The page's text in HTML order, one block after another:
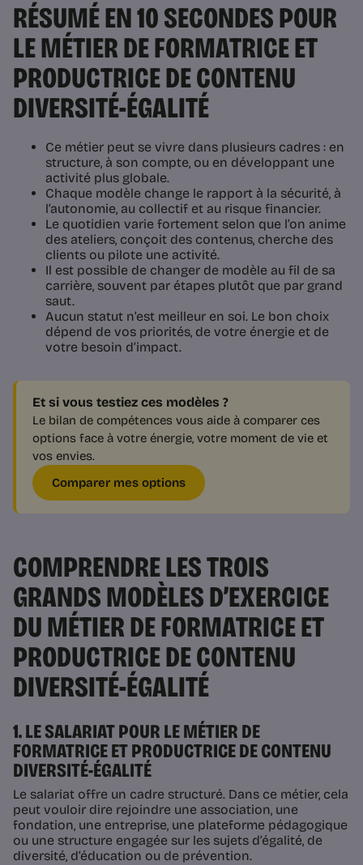
RÉSUMÉ EN 10 SECONDES POUR
LE MÉTIER DE FORMATRICE ET
PRODUCTRICE DE CONTENU
DIVERSITÉ-ÉGALITÉ
Ce métier peut se vivre dans plusieurs cadres : en
structure, à son compte, ou en développant une
activité plus globale.
Chaque modèle change le rapport à la sécurité, à
l’autonomie, au collectif et au risque financier.
Le quotidien varie fortement selon que l’on anime
des ateliers, conçoit des contenus, cherche des
clients ou pilote une activité.
Il est possible de changer de modèle au fil de sa
carrière, souvent par étapes plutôt que par grand
saut.
Aucun statut n’est meilleur en soi. Le bon choix
dépend de vos priorités, de votre énergie et de
votre besoin d’impact.
Et si vous testiez ces modèles ?
Le bilan de compétences vous aide à comparer ces
options face à votre énergie, votre moment de vie et
vos envies.
Comparer mes options
COMPRENDRE LES TROIS
GRANDS MODÈLES D’EXERCICE
DU MÉTIER DE FORMATRICE ET
PRODUCTRICE DE CONTENU
DIVERSITÉ-ÉGALITÉ
1. LE SALARIAT POUR LE MÉTIER DE
FORMATRICE ET PRODUCTRICE DE CONTENU
DIVERSITÉ-ÉGALITÉ
Le salariat offre un cadre structuré. Dans ce métier, cela
peut vouloir dire rejoindre une association, une
fondation, une entreprise, une plateforme pédagogique
ou une structure engagée sur les sujets d’égalité, de
diversité, d’éducation ou de prévention.